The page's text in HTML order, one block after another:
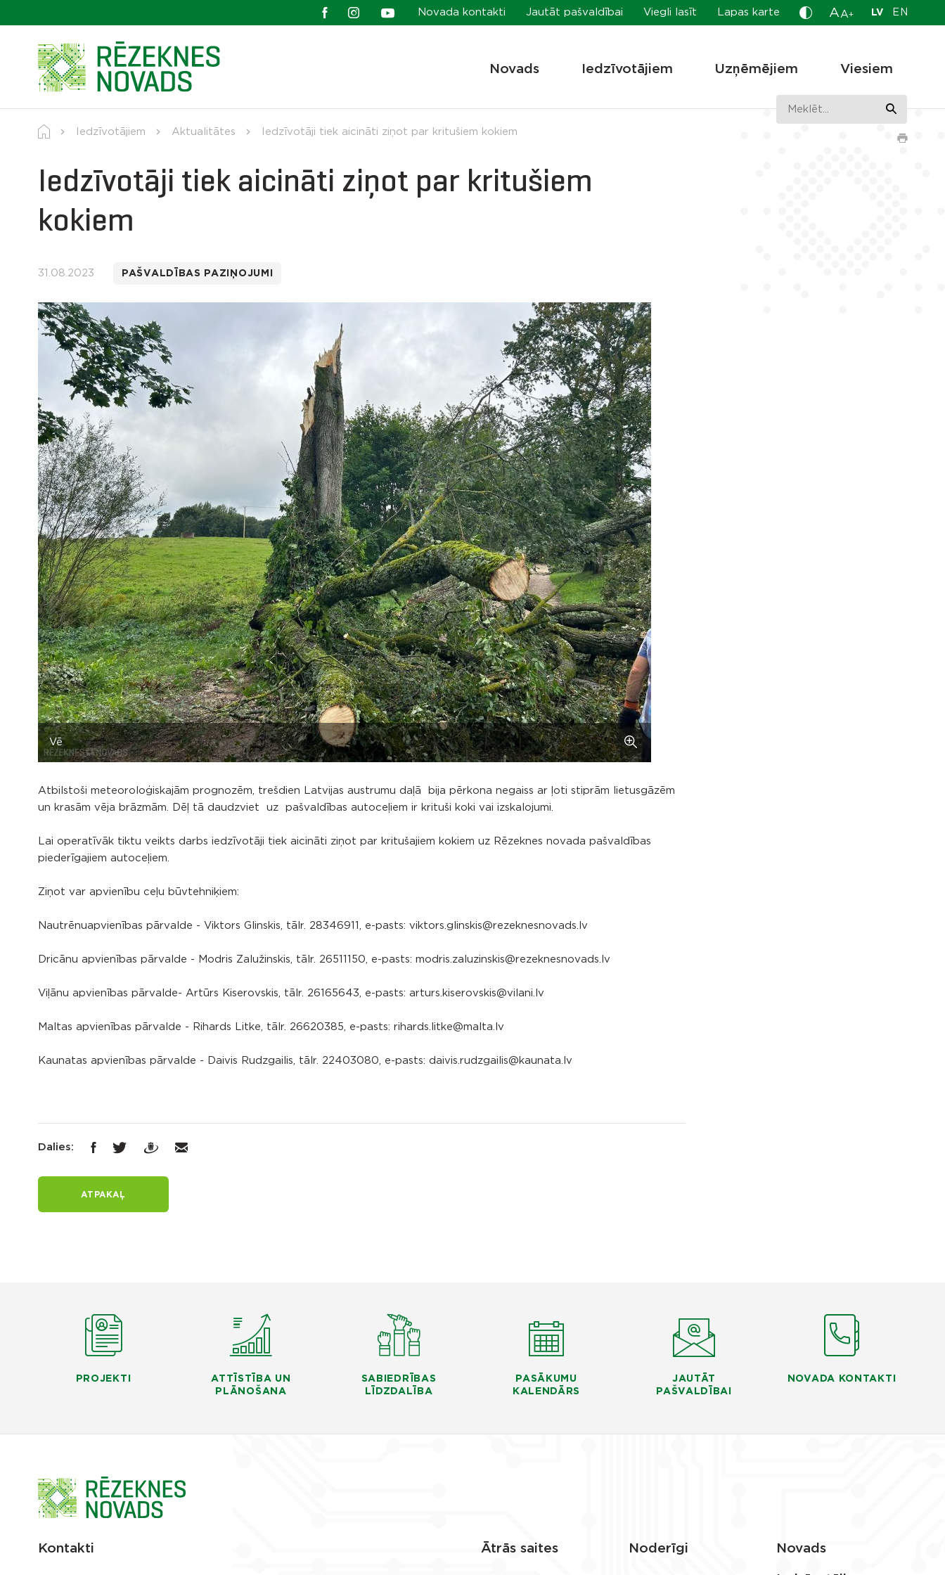
Novada kontakti Jautāt pašvaldībai Viegli lasīt Lapas karte A A+ LV EN
Novads Iedzīvotājiem Uzņēmējiem Viesiem
Iedzīvotājiem Aktualitātes Iedzīvotāji tiek aicināti ziņot par kritušiem kokiem
Iedzīvotāji tiek aicināti ziņot par kritušiem
kokiem
31.08.2023 PAŠVALDĪBAS PAZIŅOJUMI
Vē
Atbilstoši meteoroloģiskajām prognozēm, trešdien Latvijas austrumu daļā bija pērkona negaiss ar ļoti stiprām lietusgāzēm
un krasām vēja brāzmām. Dēļ tā daudzviet uz pašvaldības autoceļiem ir krituši koki vai izskalojumi.
Lai operatīvāk tiktu veikts darbs iedzīvotāji tiek aicināti ziņot par kritušajiem kokiem uz Rēzeknes novada pašvaldības
piederīgajiem autoceļiem.
Ziņot var apvienību ceļu būvtehniķiem:
Nautrēnuapvienības pārvalde - Viktors Glinskis, tālr. 28346911, e-pasts: viktors.glinskis@rezeknesnovads.lv
Dricānu apvienības pārvalde - Modris Zalužinskis, tālr. 26511150, e-pasts: modris.zaluzinskis@rezeknesnovads.lv
Viļānu apvienības pārvalde- Artūrs Kiserovskis, tālr. 26165643, e-pasts: arturs.kiserovskis@vilani.lv
Maltas apvienības pārvalde - Rihards Litke, tālr. 26620385, e-pasts: rihards.litke@malta.lv
Kaunatas apvienības pārvalde - Daivis Rudzgailis, tālr. 22403080, e-pasts: daivis.rudzgailis@kaunata.lv
Dalies:
ATPAKAĻ
PROJEKTI
ATTĪSTĪBA UN
PLĀNOŠANA
SABIEDRĪBAS
LĪDZDALĪBA
PASĀKUMU
KALENDĀRS
JAUTĀT
PAŠVALDĪBAI
NOVADA KONTAKTI
Kontakti Ātrās saites Noderīgi Novads